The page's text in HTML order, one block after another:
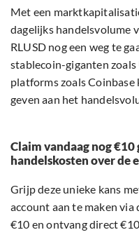
Met een
dagelijks handelsvolume
RLUSD nog een weg te
stablecoin-giganten zoals
platforms zoals
geven aan het
Claim vandaag nog
handelskosten over de
Grijp deze unieke kans
account aan te maken
€10 en ontvang direct